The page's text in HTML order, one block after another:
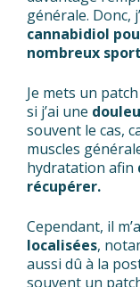
générale. Donc,
cannabidiol
nombreux
Je mets un
si j’ai une
souvent le cas,
muscles
hydratation afin
récupérer.
Cependant, il
localisées,
aussi dû à la
souvent un